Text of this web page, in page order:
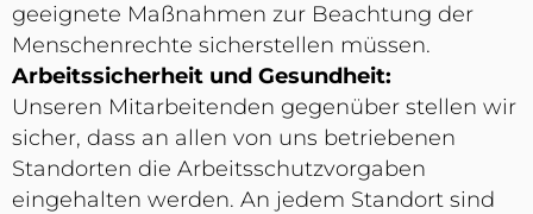
geeignete Maßnahmen zur Beachtung der
Menschenrechte sicherstellen müssen.
Arbeitssicherheit und Gesundheit:
Unseren Mitarbeitenden gegenüber stellen wir
sicher, dass an allen von uns betriebenen
Standorten die Arbeitsschutzvorgaben
eingehalten werden. An jedem Standort sind